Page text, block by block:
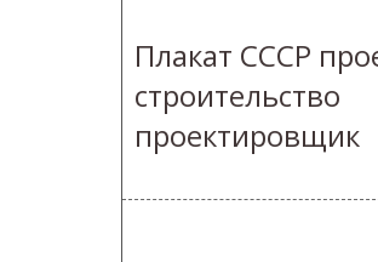
Плакат СССР
строительство
проектировщик